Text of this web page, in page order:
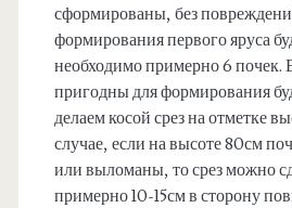
сформированы, без
формирования первого яруса
необходимо примерно 6 почек.
пригодны для формирования
делаем косой срез на отметке
случае, если на высоте 80см
или выломаны, то срез можно
примерно 10-15см в сторону